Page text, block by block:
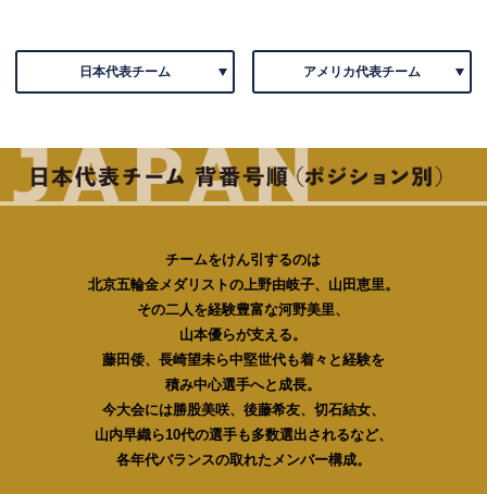
日本代表チーム アメリカ代表チーム
チームをけん引するのは
北京五輪金メダリストの上野由岐子、山田恵里。
その二人を経験豊富な河野美里、
山本優らが支える。
藤田倭、長崎望未ら中堅世代も着々と経験を
積み中心選手へと成長。
今大会には勝股美咲、後藤希友、切石結女、
山内早織ら10代の選手も多数選出されるなど、
各年代バランスの取れたメンバー構成。